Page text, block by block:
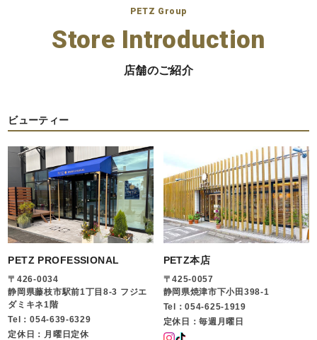
PETZ Group
Store Introduction
店舗のご紹介
ビューティー
PETZ PROFESSIONAL
〒426-0034
静岡県藤枝市駅前1丁目8-3 フジエ
ダミキネ1階
Tel：054-639-6329
定休日：月曜日定休
PETZ本店
〒425-0057
静岡県焼津市下小田398-1
Tel：054-625-1919
定休日：毎週月曜日